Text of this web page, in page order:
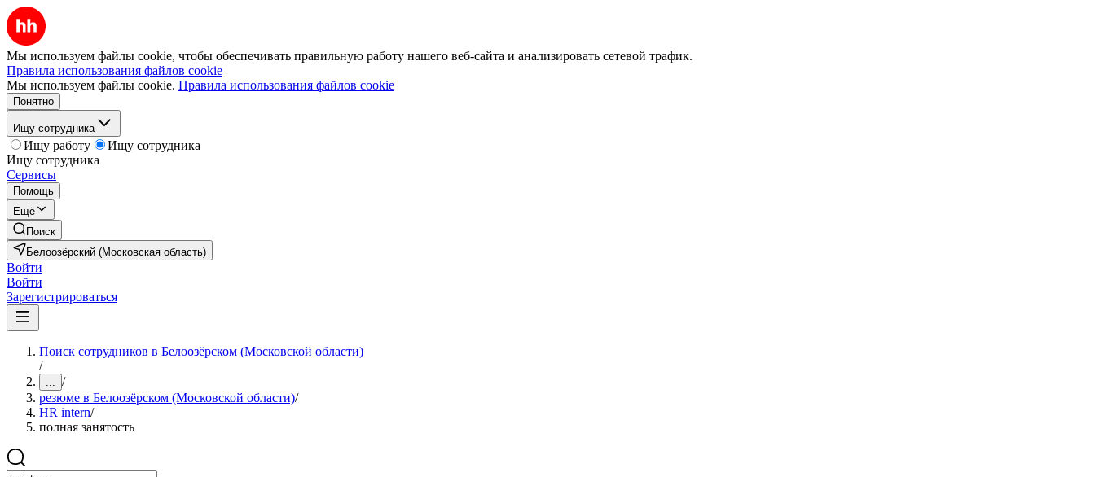
Мы используем файлы cookie, чтобы обеспечивать правильную работу нашего веб-сайта и анализировать сетевой трафик.
Правила использования файлов cookie
Мы используем файлы cookie. Правила использования файлов cookie
Понятно
Ищу сотрудника
Ищу работу
Ищу сотрудника
Ищу сотрудника
Сервисы
Помощь
Ещё
Поиск
Белоозёрский (Московская область)
Войти
Войти
Зарегистрироваться
Поиск сотрудников в Белоозёрском (Московской области)
/
... /
резюме в Белоозёрском (Московской области)/
HR intern/
полная занятость